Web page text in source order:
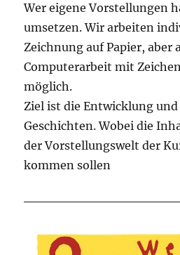
Wer eigene Vorstellungen
umsetzen. Wir arbeiten
Zeichnung auf Papier, aber
Computerarbeit mit
möglich.
Ziel ist die Entwicklung
Geschichten. Wobei die
der Vorstellungswelt der
kommen sollen